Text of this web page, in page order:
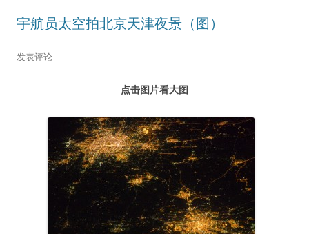
宇航员太空拍北京天津夜景（图）
发表评论
点击图片看大图